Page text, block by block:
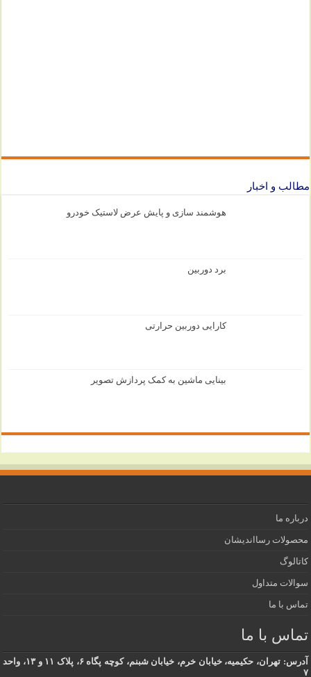
مطالب و اخبار
هوشمند سازی و پایش عرض لاستیک خودرو
برد دوربین
کارایی دوربین حرارتی
بینایی ماشین به کمک پردازش تصویر
درباره ما
محصولات رسااندیشان
کاتالوگ
سوالات متداول
تماس با ما
تماس با ما
آدرس: تهران، حکیمیه، خیابان خرم، خیابان شبنم، کوچه پگاه ۶، پلاک ۱۱ و ۱۳، واحد
۷